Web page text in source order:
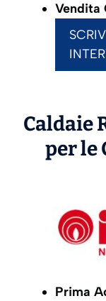
Vendita
Caldaie
per le
Prima